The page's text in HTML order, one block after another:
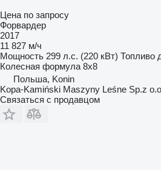
Цена по запросу
Форвардер
2017
11 827 м/ч
Мощность 299 л.с. (220 кВт) Топливо
Колесная формула 8x8
Польша, Konin
Kopa-Kamiński Maszyny Leśne Sp.z
Связаться с продавцом